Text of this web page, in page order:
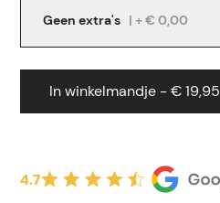
Geen extra's | + € 0,00
In winkelmandje - € 19,95
4.7